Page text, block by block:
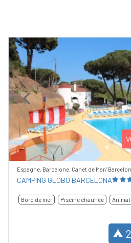
Previous
Espagne, Barcelone, Canet de Mar/
CAMPING GLOBO BARCELONA
Bord de mer Piscine chauffée